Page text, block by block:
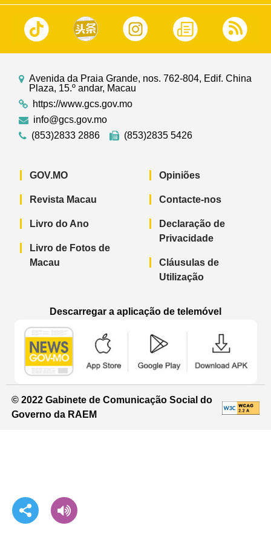
Avenida da Praia Grande, nos. 762-804, Edif. China
Plaza, 15.º andar, Macau
https://www.gcs.gov.mo
info@gcs.gov.mo
(853)2833 2886
(853)2835 5426
GOV.MO
Revista Macau
Livro do Ano
Livro de Fotos de
Macau
Opiniões
Contacte-nos
Declaração de
Privacidade
Cláusulas de
Utilização
Descarregar a aplicação de telemóvel
© 2022 Gabinete de Comunicação Social do
Governo da RAEM